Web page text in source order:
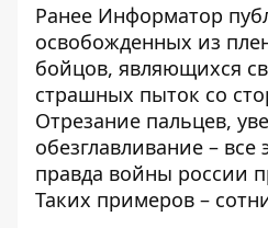
Ранее Информатор
освобожденных из
бойцов, являющихся
страшных пыток со
Отрезание пальцев,
обезглавливание – все
правда войны россии
Таких примеров –